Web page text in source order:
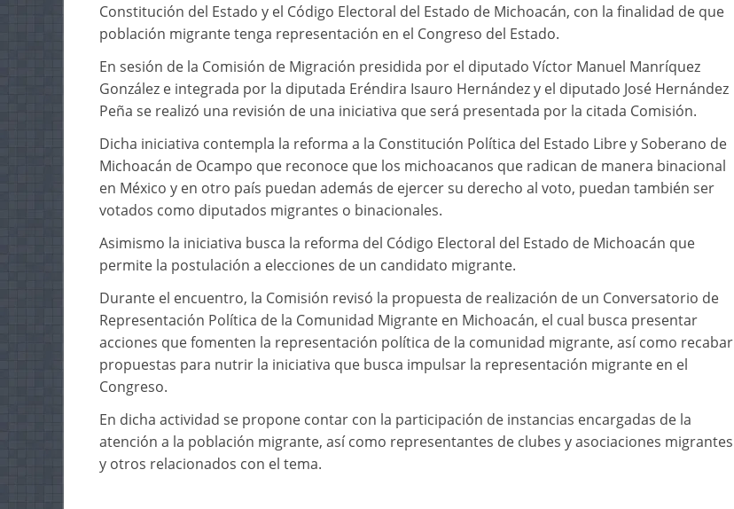
Constitución del Estado y el Código Electoral del Estado de Michoacán, con la finalidad de que
población migrante tenga representación en el Congreso del Estado.
En sesión de la Comisión de Migración presidida por el diputado Víctor Manuel Manríquez
González e integrada por la diputada Eréndira Isauro Hernández y el diputado José Hernández
Peña se realizó una revisión de una iniciativa que será presentada por la citada Comisión.
Dicha iniciativa contempla la reforma a la Constitución Política del Estado Libre y Soberano de
Michoacán de Ocampo que reconoce que los michoacanos que radican de manera binacional
en México y en otro país puedan además de ejercer su derecho al voto, puedan también ser
votados como diputados migrantes o binacionales.
Asimismo la iniciativa busca la reforma del Código Electoral del Estado de Michoacán que
permite la postulación a elecciones de un candidato migrante.
Durante el encuentro, la Comisión revisó la propuesta de realización de un Conversatorio de
Representación Política de la Comunidad Migrante en Michoacán, el cual busca presentar
acciones que fomenten la representación política de la comunidad migrante, así como recabar
propuestas para nutrir la iniciativa que busca impulsar la representación migrante en el
Congreso.
En dicha actividad se propone contar con la participación de instancias encargadas de la
atención a la población migrante, así como representantes de clubes y asociaciones migrantes
y otros relacionados con el tema.